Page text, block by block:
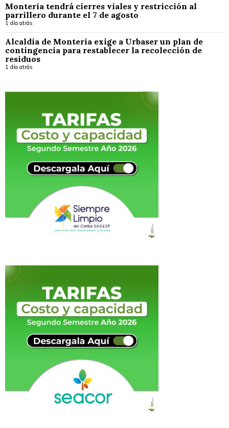
Montería tendrá cierres viales y restricción al
parrillero durante el 7 de agosto
1 día atrás
Alcaldía de Montería exige a Urbaser un plan de
contingencia para restablecer la recolección de
residuos
1 día atrás